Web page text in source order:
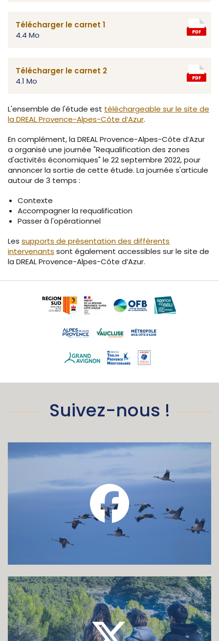
Télécharger le carnet 1
4.4 Mo
Télécharger le carnet 2
4.1 Mo
L'ensemble de l'étude est téléchargeable sur le site de
la DREAL Provence-Alpes-Côte d’Azur.
En complément, la DREAL Provence-Alpes-Côte d’Azur
a organisé une journée "Requalification des zones
d'activités économiques" le 22 septembre 2022, pour
annoncer la sortie de cette étude. La journée s'articule
autour de 3 temps :
Contexte
Accompagner la requalification
Passer à l'opérationnel
Les supports de présentation des différents
intervenants sont également accessibles sur le site de
la DREAL Provence-Alpes-Côte d’Azur.
Suivez-nous !